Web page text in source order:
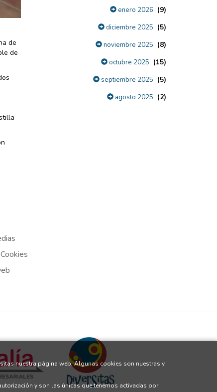
de
de
enero 2026 (9)
diciembre 2025 (5)
noviembre 2025 (8)
octubre 2025 (15)
septiembre 2025 (5)
agosto 2025 (2)
nuestra página web. Algunas cookies son nuestras y
y son las únicas que tenemos activadas por